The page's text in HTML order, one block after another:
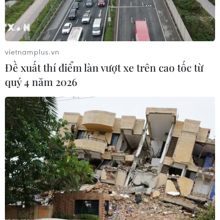
tưởng của nhân dân cả nước, sự quan tâm đầu
tư về mọi mặt của Đảng, Nhà nước, Quân ủy
Trung ương và Bộ Quốc phòng.../.
vietnamplus.vn
Đề xuất thí điểm làn vượt xe trên cao tốc từ
quý 4 năm 2026